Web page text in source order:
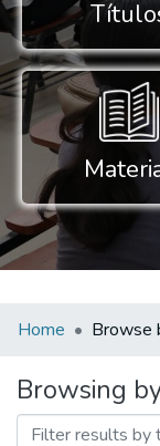
Home Browse
Browsing